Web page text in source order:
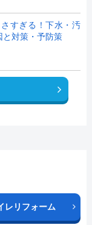
すぎる！下水・汚
と対策・予防策
レリフォーム